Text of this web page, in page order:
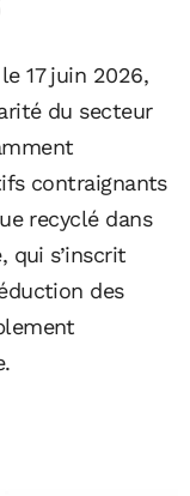
17 juin 2026,
du secteur
contraignants
recyclé dans
qui s’inscrit
des